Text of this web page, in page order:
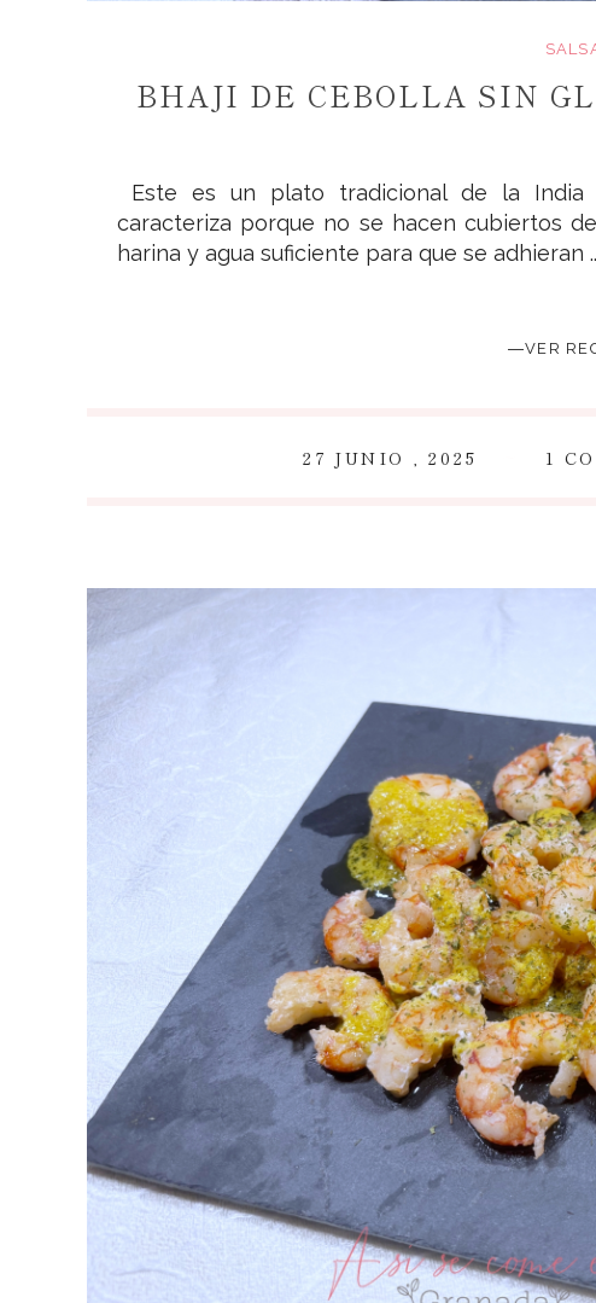
BHAJI DE CEBOLLA SIN
Este es un plato tradicional de la India
caracteriza porque no se hacen cubiertos
harina y agua suficiente para que se adhieran
―VER
27 JUNIO , 2025 1